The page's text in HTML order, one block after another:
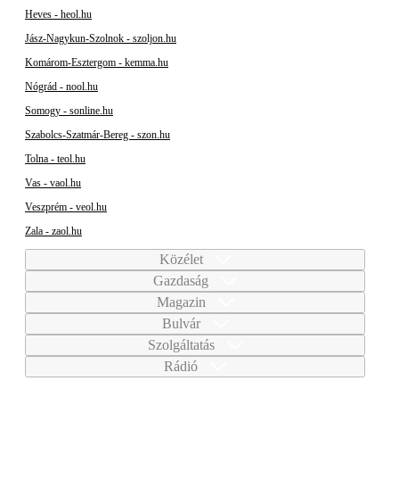
Heves - heol.hu
Jász-Nagykun-Szolnok - szoljon.hu
Komárom-Esztergom - kemma.hu
Nógrád - nool.hu
Somogy - sonline.hu
Szabolcs-Szatmár-Bereg - szon.hu
Tolna - teol.hu
Vas - vaol.hu
Veszprém - veol.hu
Zala - zaol.hu
Közélet
Gazdaság
Magazin
Bulvár
Szolgáltatás
Rádió